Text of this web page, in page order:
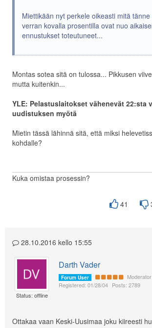
Miettikään nyt perkele oikeasti mitä
verran kovalla prosentilla ovat nuo
ennustukset toteutuneet...
Montas sotea sitä on tulossa... Pikkusen
mutta kuitenkin...
YLE: Pelastuslaitokset vähenevät 22:sta
uudistuksen myötä
Mietin tässä lähinnä sitä, että miksi
kohdalle?
Kuka omistaa prosessin?
41
28.10.2016 kello 15:55
Status: offline
Darth Vader
Forum User
Moderator
Registered: 01/28/04 Posts: 2789
Ottakaa vaan Keski-Uusimaa joku kiireesti